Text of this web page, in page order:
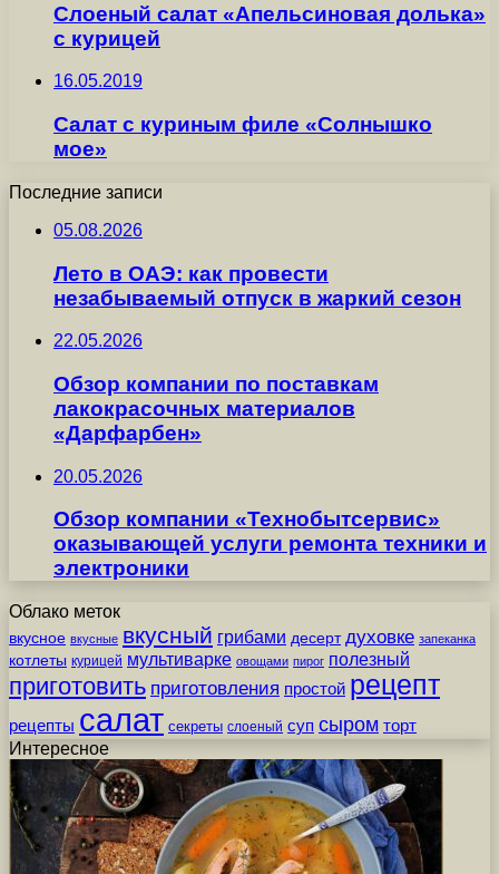
Слоеный салат «Апельсиновая долька»
с курицей
16.05.2019
Салат с куриным филе «Солнышко
моe»
Последние записи
05.08.2026
Лето в ОАЭ: как провести
незабываемый отпуск в жаркий сезон
22.05.2026
Обзор компании по поставкам
лакокрасочных материалов
«Дарфарбен»
20.05.2026
Обзор компании «Технобытсервис»
оказывающей услуги ремонта техники и
электроники
Облако меток
вкусное вкусные вкусный грибами десерт духовке запеканка
котлеты курицей мультиварке овощами пирог полезный
приготовить приготовления простой рецепт
рецепты салат секреты слоеный суп сыром торт
Интересное